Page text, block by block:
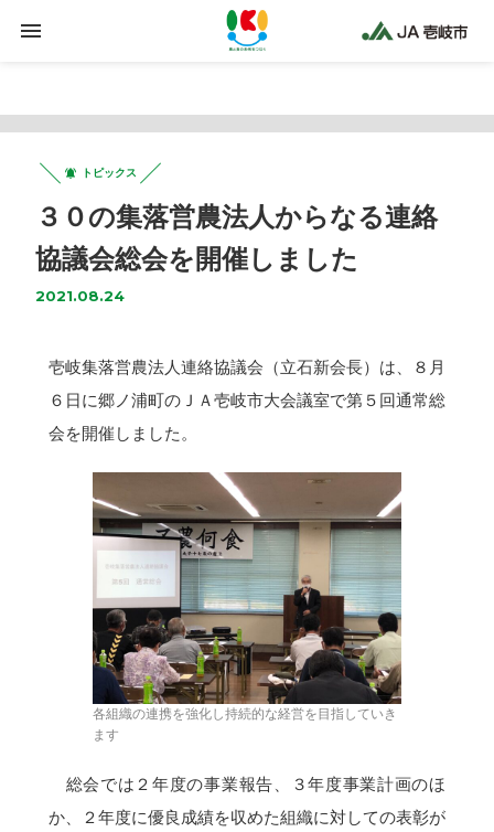
Warning : Trying to access array offset on false in /home/jaiki2021/ja-iki.jp/public_html/wp-
on line425
トピックス
３０の集落営農法人からなる連絡
協議会総会を開催しました
2021.08.24
壱岐集落営農法人連絡協議会（立石新会長）は、８月
６日に郷ノ浦町のＪＡ壱岐市大会議室で第５回通常総
会を開催しました。
各組織の連携を強化し持続的な経営を目指していき
ます
総会では２年度の事業報告、３年度事業計画のほ
か、２年度に優良成績を収めた組織に対しての表彰が